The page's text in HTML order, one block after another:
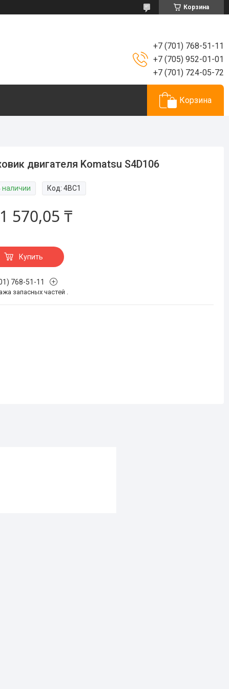
Корзина
+7 (701) 768-51-11
+7 (705) 952-01-01
+7 (701) 724-05-72
Корзина
двигателя Komatsu S4D106
наличии Код:4BC1
570,05 ₸
Купить
768-51-11
запасных частей .